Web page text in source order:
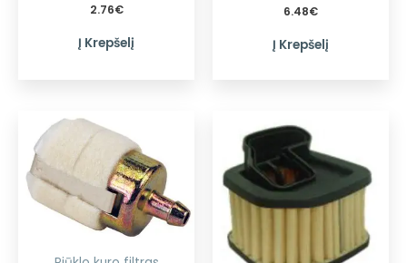
2.76€
Į Krepšelį
6.48€
Į Krepšelį